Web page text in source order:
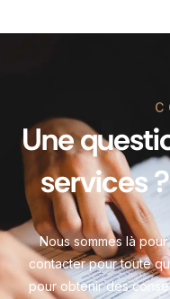
Une
services ?
Nous sommes là pour
contacter pour toute
pour obtenir des